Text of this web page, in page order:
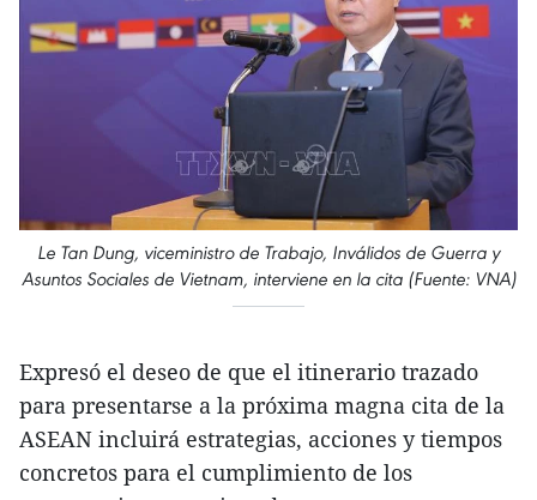
Le Tan Dung, viceministro de Trabajo, Inválidos de Guerra y
Asuntos Sociales de Vietnam, interviene en la cita (Fuente: VNA)
Expresó el deseo de que el itinerario trazado
para presentarse a la próxima magna cita de la
ASEAN incluirá estrategias, acciones y tiempos
concretos para el cumplimiento de los